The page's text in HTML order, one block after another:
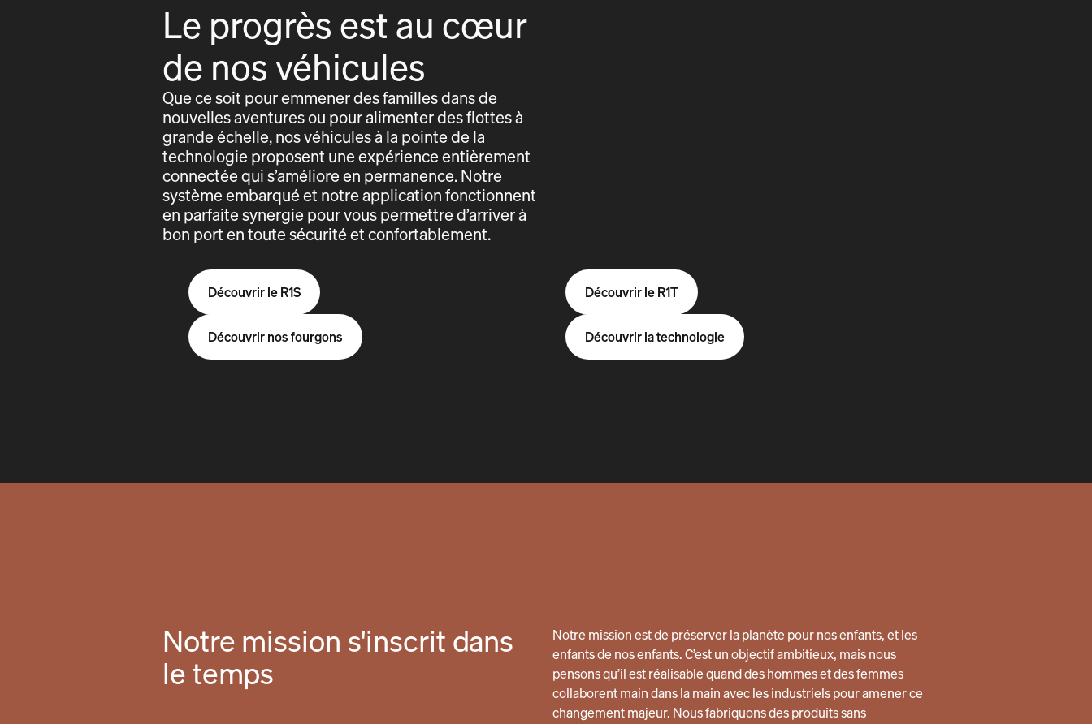
Le progrès est au cœur
de nos véhicules
Que ce soit pour emmener des familles dans de
nouvelles aventures ou pour alimenter des flottes à
grande échelle, nos véhicules à la pointe de la
technologie proposent une expérience entièrement
connectée qui s’améliore en permanence. Notre
système embarqué et notre application fonctionnent
en parfaite synergie pour vous permettre d’arriver à
bon port en toute sécurité et confortablement.
Découvrir le R1S Découvrir le R1T
Découvrir nos fourgons Découvrir la technologie
Notre mission s'inscrit dans
le temps
Notre mission est de préserver la planète pour nos enfants, et les
enfants de nos enfants. C’est un objectif ambitieux, mais nous
pensons qu’il est réalisable quand des hommes et des femmes
collaborent main dans la main avec les industriels pour amener ce
changement majeur. Nous fabriquons des produits sans